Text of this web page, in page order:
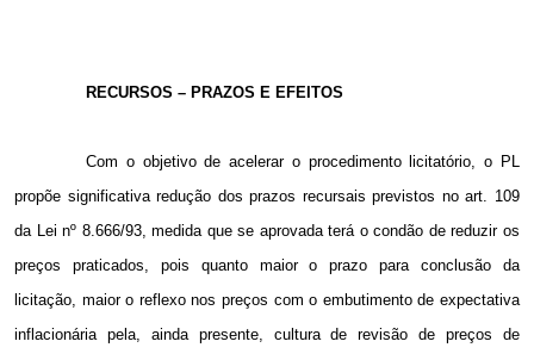
RECURSOS – PRAZOS E EFEITOS
Com o objetivo de acelerar o procedimento licitatório, o PL
propõe significativa redução dos prazos recursais previstos no art. 109
da Lei nº 8.666/93, medida que se aprovada terá o condão de reduzir os
preços praticados, pois quanto maior o prazo para conclusão da
licitação, maior o reflexo nos preços com o embutimento de expectativa
inflacionária pela, ainda presente, cultura de revisão de preços de